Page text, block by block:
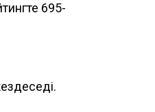
695-